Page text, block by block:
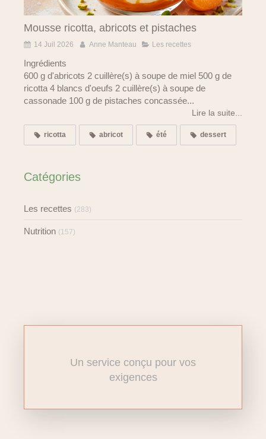
Mousse ricotta, abricots et pistaches
14 Juil 2026 Anne Manteau Les recettes
Ingrédients
600 g d'abricots 2 cuillère(s) à soupe de miel 500 g de
ricotta 4 blancs d'oeufs 2 cuillère(s) à soupe de
cassonade 100 g de pistaches concassée...
Lire la suite...
ricotta abricot été dessert
Catégories
Les recettes (283)
Nutrition (157)
Un service conçu pour vos
exigences